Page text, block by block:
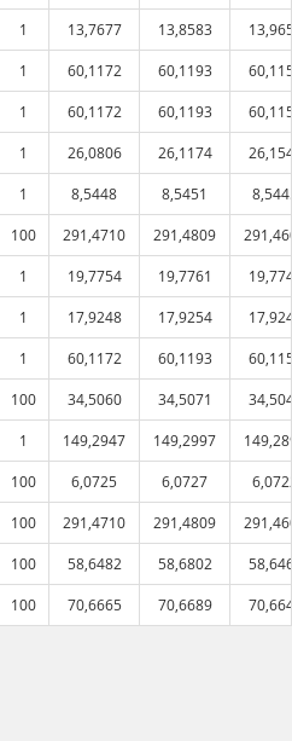
1 13,7677 13,8583
1 60,1172 60,1193
1 60,1172 60,1193
1 26,0806 26,1174
1 8,5448 8,5451
100 291,4710 291,4809
1 19,7754 19,7761
1 17,9248 17,9254
1 60,1172 60,1193
100 34,5060 34,5071
1 149,2947 149,2997
100 6,0725 6,0727
100 291,4710 291,4809
100 58,6482 58,6802
100 70,6665 70,6689